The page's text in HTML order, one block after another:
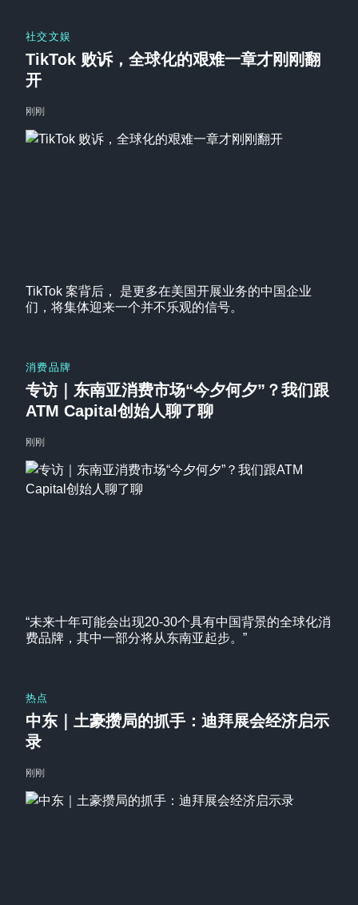
TikTok 案背后， 是更多在美国开展业务的中国企业
们，将集体迎来一个并不乐观的信号。
社交文娱
TikTok 败诉，全球化的艰难一章才刚刚翻
开
刚刚
“未来十年可能会出现20-30个具有中国背景的全球化消
费品牌，其中一部分将从东南亚起步。”
消费品牌
专访｜东南亚消费市场“今夕何夕”？我们跟
ATM Capital创始人聊了聊
刚刚
热点
中东｜土豪攒局的抓手：迪拜展会经济启示
录
刚刚